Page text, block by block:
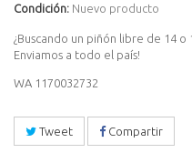
Condición: Nuevo producto
¿Buscando un piñón libre de 14
Enviamos a todo el país!
WA 1170032732
Tweet Compartir